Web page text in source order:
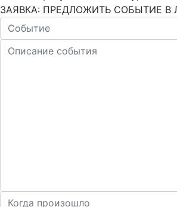
ЗАЯВКА: ПРЕДЛОЖИТЬ СОБЫТИЕ В